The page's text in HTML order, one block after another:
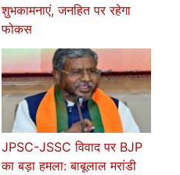
शुभकामनाएं, जनहित पर रहेगा
फोकस
JPSC-JSSC विवाद पर BJP
का बड़ा हमला: बाबूलाल मरांडी